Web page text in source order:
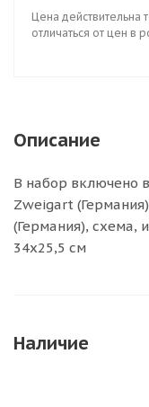
Цена действительна
отличаться от цен в
Описание
В набор включено
Zweigart
(Германия), схема,
34х25,5 см
Наличие